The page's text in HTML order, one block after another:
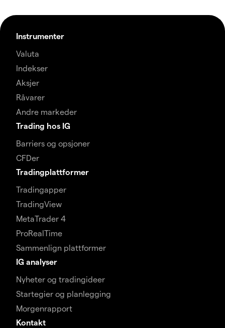
Instrumenter
Valuta
Indekser
Aksjer
Råvarer
Andre markeder
Trading hos IG
Barriers og opsjoner
CFDer
Tradingplattformer
Tradingapper
TradingView
MetaTrader 4
ProRealTime
Sammenlign plattformer
IG analyser
Nyheter og tradingideer
Startegier og planlegging
Morgenrapport
Kontakt